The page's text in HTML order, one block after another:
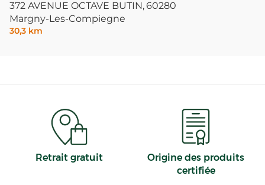
372 AVENUE OCTAVE BUTIN,60280
Margny-Les-Compiegne
30,3 km
Retrait gratuit
Origine des produits
certifiée